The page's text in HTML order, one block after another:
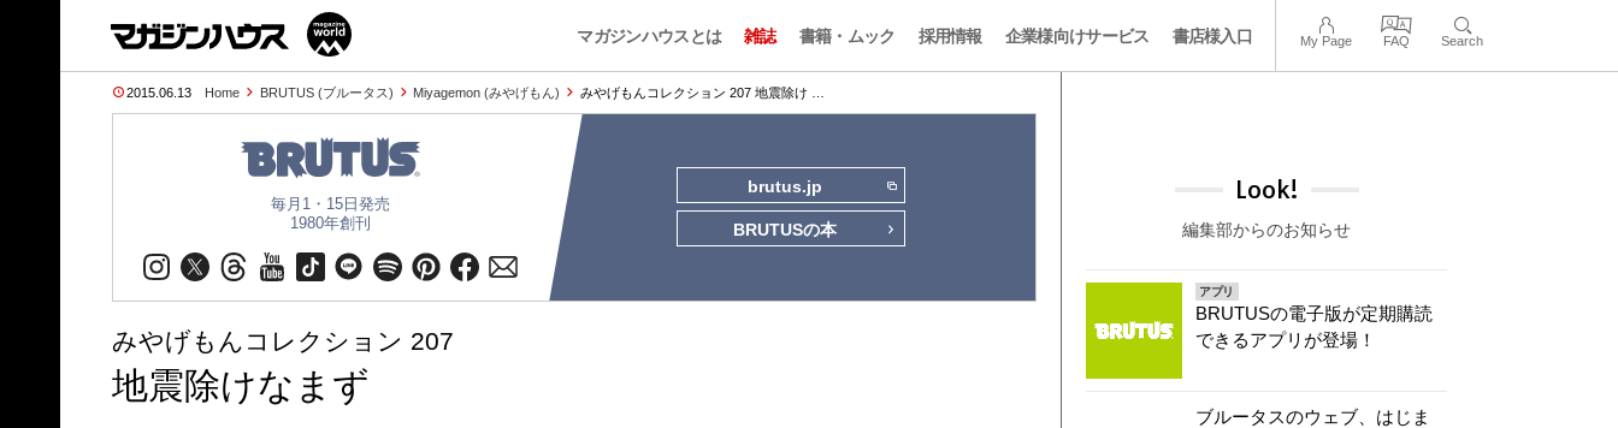
マガジンハウスとは 雑誌 書籍・ムック 採用情報 企業様向けサービス 書店様入口 My Page FAQ Search
2015.06.13 Home BRUTUS (ブルータス) Miyagemon (みやげもん) みやげもんコレクション 207 地震除け …
毎月1・15日発売
1980年創刊
brutus.jp
BRUTUSの本
みやげもんコレクション 207
地震除けなまず
Look!
編集部からのお知らせ
アプリ
BRUTUSの電子版が定期購読
できるアプリが登場！
ブルータスのウェブ、はじま